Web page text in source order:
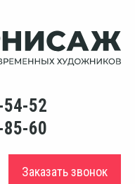
52
60
Заказать звонок